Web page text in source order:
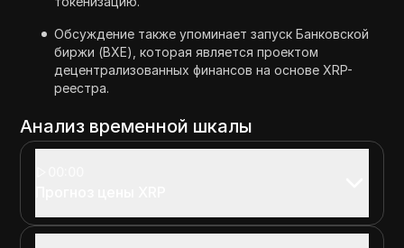
Обсуждение также упоминает запуск Банковской
биржи (BXE), которая является проектом
децентрализованных финансов на основе XRP-
реестра.
Анализ временной шкалы